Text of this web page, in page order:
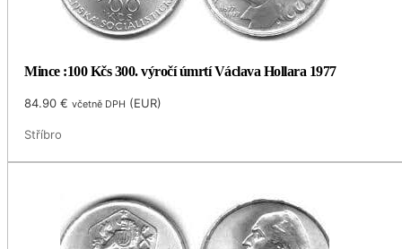
Mince :100 Kčs 300. výročí úmrtí Václava Hollara 1977
84.90€ včetně DPH (EUR)
Stříbro